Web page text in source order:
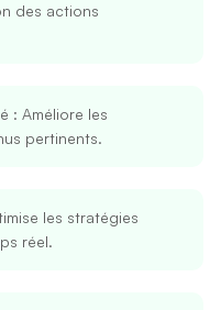
des actions
: Améliore les
pertinents.
les stratégies
réel.